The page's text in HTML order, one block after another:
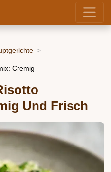
Cremig
Und Frisch